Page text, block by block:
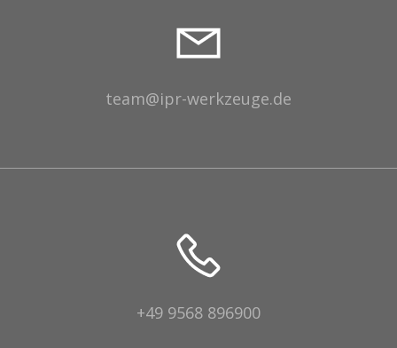
team@ipr-werkzeuge.de
+49 9568 896900